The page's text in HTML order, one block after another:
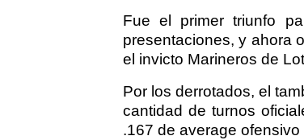
Fue el primer triunfo
presentaciones, y ahora
el invicto Marineros de
Por los derrotados, el
cantidad de turnos
.167 de average ofensivo